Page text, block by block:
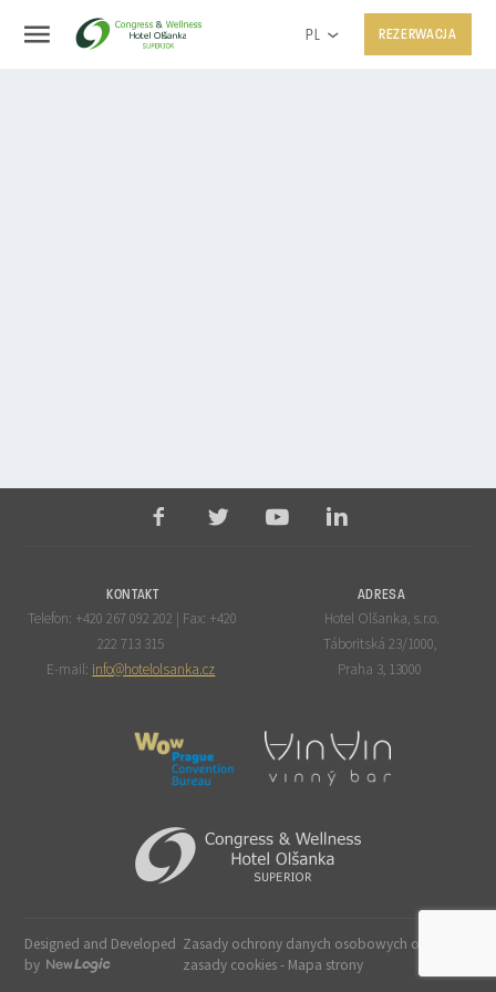
PL REZERWACJA
KONTAKT
Telefon: +420 267 092 202 | Fax: +420
222 713 315
E-mail: info@hotelolsanka.cz
ADRESA
Hotel Olšanka, s.r.o.
Táboritská 23/1000,
Praha 3, 13000
Designed and Developed
by
Zasady ochrony danych osobowych oraz
zasady cookies- Mapa strony